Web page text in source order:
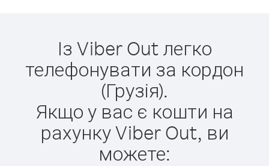
Із Viber Out легко
телефонувати за кордон
(Грузія).
Якщо у вас є кошти на
рахунку Viber Out, ви
можете: